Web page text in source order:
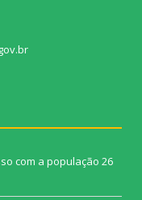
com a população 26